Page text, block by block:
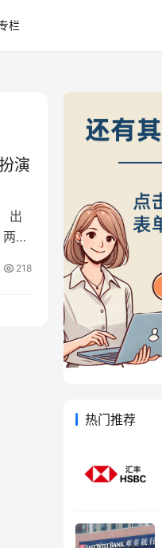
栏
演
出
个
218
热门推荐